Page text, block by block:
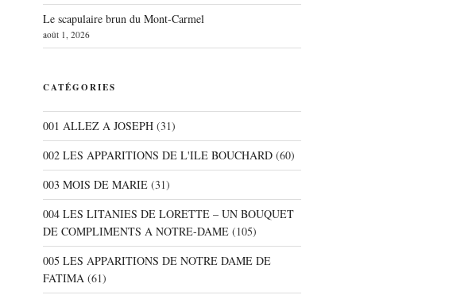
Le scapulaire brun du Mont-Carmel
août 1, 2026
CATÉGORIES
001 ALLEZ A JOSEPH(31)
002 LES APPARITIONS DE L'ILE BOUCHARD(60)
003 MOIS DE MARIE(31)
004 LES LITANIES DE LORETTE – UN BOUQUET
DE COMPLIMENTS A NOTRE-DAME(105)
005 LES APPARITIONS DE NOTRE DAME DE
FATIMA(61)